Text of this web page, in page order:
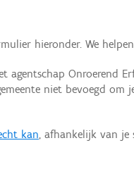
hieronder. We
Onroerend
niet bevoegd om
kan, afhankelijk van je